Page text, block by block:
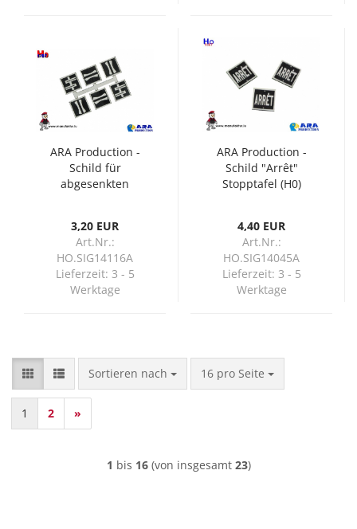
ARA Production -
Schild für
abgesenkten
3,20 EUR
Art.Nr.:
HO.SIG14116A
Lieferzeit: 3 - 5
Werktage
ARA Production -
Schild "Arrêt"
Stopptafel (H0)
4,40 EUR
Art.Nr.:
HO.SIG14045A
Lieferzeit: 3 - 5
Werktage
Sortieren nach
Sortieren nach 16 pro Seite
pro Seite
1 2 »
1 bis 16(von insgesamt 23)